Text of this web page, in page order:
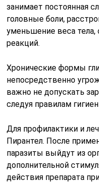
занимает постоянная
головные боли,
уменьшение веса тела,
реакций.
Хронические формы
непосредственно
важно не допускать
следуя правилам
Для профилактики и
Пирантел. После
паразиты выйдут из
дополнительной
действия препарата